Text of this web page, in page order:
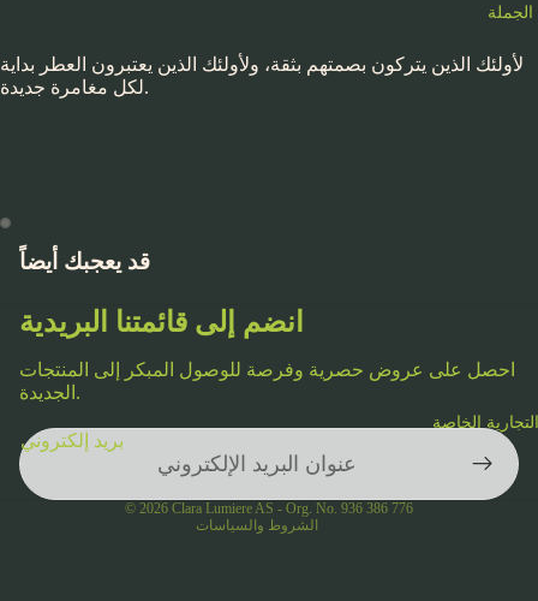
الجملة
الخاصة
لأولئك الذين يتركون بصمتهم بثقة، ولأولئك الذين يعتبرون العطر بداية
لكل مغامرة جديدة.
قد يعجبك أيضاً
انضم إلى قائمتنا البريدية
احصل على عروض حصرية وفرصة للوصول المبكر إلى المنتجات
الجديدة.
بريد إلكتروني
© 2026 Clara Lumiere AS - Org. No. 936 386 776
الشروط والسياسات
جهات الاتصال